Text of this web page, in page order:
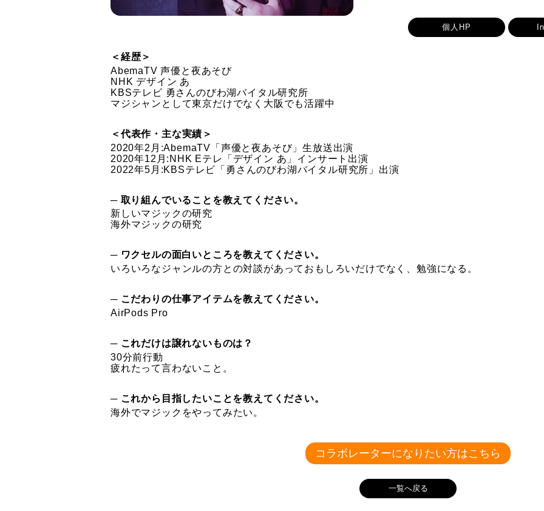
個人HP
＜経歴＞
AbemaTV 声優と夜あそび
NHK デザイン あ
KBSテレビ 勇さんのびわ湖バイタル研究所
マジシャンとして東京だけでなく大阪でも活躍中
＜代表作・主な実績＞
2020年2月:AbemaTV「声優と夜あそび」生放送出演
2020年12月:NHK Eテレ「デザイン あ」インサート出演
2022年5月:KBSテレビ「勇さんのびわ湖バイタル研究所」出演
─ 取り組んでいることを教えてください。
新しいマジックの研究
海外マジックの研究
─ ワクセルの面白いところを教えてください。
いろいろなジャンルの方との対談があっておもしろいだけでなく、勉強になる。
─ こだわりの仕事アイテムを教えてください。
AirPods Pro
─ これだけは譲れないものは？
30分前行動
疲れたって言わないこと。
─ これから目指したいことを教えてください。
海外でマジックをやってみたい。
コラボレーターになりたい方はこちら
一覧へ戻る